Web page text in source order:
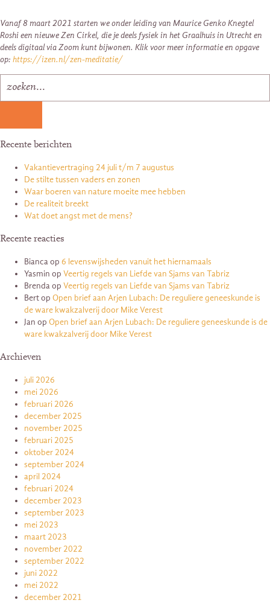
Vanaf 8 maart 2021 starten we onder leiding van Maurice Genko Knegtel
Roshi een nieuwe Zen Cirkel, die je deels fysiek in het Graalhuis in Utrecht en
deels digitaal via Zoom kunt bijwonen. Klik voor meer informatie en opgave
op: https://izen.nl/zen-meditatie/
Recente berichten
Vakantievertraging 24 juli t/m 7 augustus
De stilte tussen vaders en zonen
Waar boeren van nature moeite mee hebben
De realiteit breekt
Wat doet angst met de mens?
Recente reacties
Biancaop 6 levenswijsheden vanuit het hiernamaals
Yasmin op Veertig regels van Liefde van Sjams van Tabriz
Brendaop Veertig regels van Liefde van Sjams van Tabriz
Bertop Open brief aan Arjen Lubach: De reguliere geneeskunde is
de ware kwakzalverij door Mike Verest
Jan op Open brief aan Arjen Lubach: De reguliere geneeskunde is de
ware kwakzalverij door Mike Verest
Archieven
juli 2026
mei 2026
februari 2026
december 2025
november 2025
februari 2025
oktober 2024
september 2024
april 2024
februari 2024
december 2023
september 2023
mei 2023
maart 2023
november 2022
september 2022
juni 2022
mei 2022
december 2021